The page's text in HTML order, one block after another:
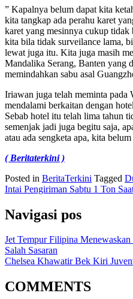
” Kapalnya belum dapat kita
kita tangkap ada perahu karet
karet yang mesinnya cukup tidak
kita bila tidak surveilance lama,
lewat juga itu. Kita juga masih
Mandalika Serang, Banten yang
memindahkan sabu asal
Iriawan juga telah meminta pada
mendalami berkaitan dengan
Sebab hotel itu telah lima tahun
semenjak jadi juga begitu saja,
atau ada sengketa apa, kita
( Beritaterkini )
Posted in BeritaTerkini Tagged
Intai Pengiriman Sabtu 1 Ton
Navigasi pos
Jet Tempur Filipina
Salah Sasaran
Chelsea Khawatir Bek Kiri
COMMENTS